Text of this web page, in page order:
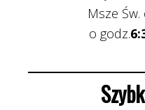
Msze
o godz.